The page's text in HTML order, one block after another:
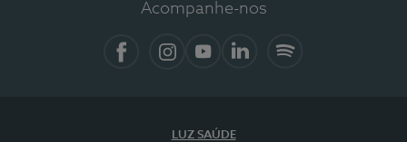
Acompanhe-nos
LUZ SAÚDE